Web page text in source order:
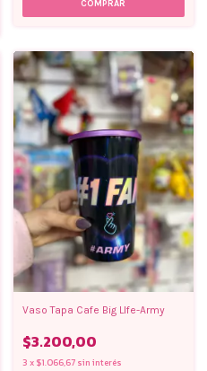
Vaso Tapa Cafe Big LIfe-Army
$3.200,00
3 x $1.066,67 sin interés